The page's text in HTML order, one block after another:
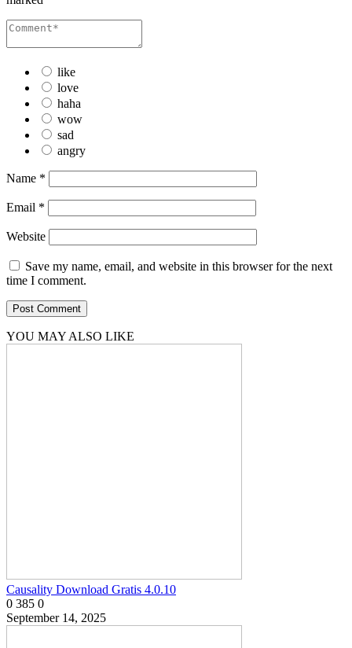
like
love
haha
wow
sad
angry
Name *
Email *
Website
Save my name, email, and website in this browser for the next
time I comment.
YOU MAY ALSO LIKE
Causality Download Gratis 4.0.10
0 385 0
September 14, 2025